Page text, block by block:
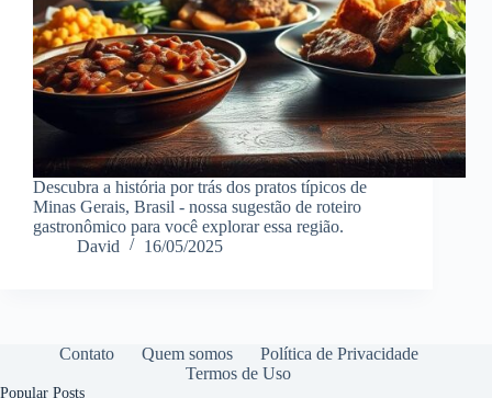
Descubra a história por trás dos pratos típicos de
Minas Gerais, Brasil - nossa sugestão de roteiro
gastronômico para você explorar essa região.
David
16/05/2025
Contato Quem somos
Política de Privacidade
Termos de Uso
Popular Posts